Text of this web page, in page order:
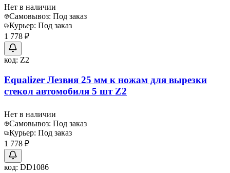
Нет в наличии
Самовывоз: Под заказ
Курьер: Под заказ
1 778 ₽
код: Z2
Equalizer Лезвия 25 мм к ножам для вырезки
стекол автомобиля 5 шт Z2
Нет в наличии
Самовывоз: Под заказ
Курьер: Под заказ
1 778 ₽
код: DD1086